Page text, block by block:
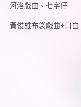
河洛戲曲、七字仔
黃俊雄布袋戲曲+口白